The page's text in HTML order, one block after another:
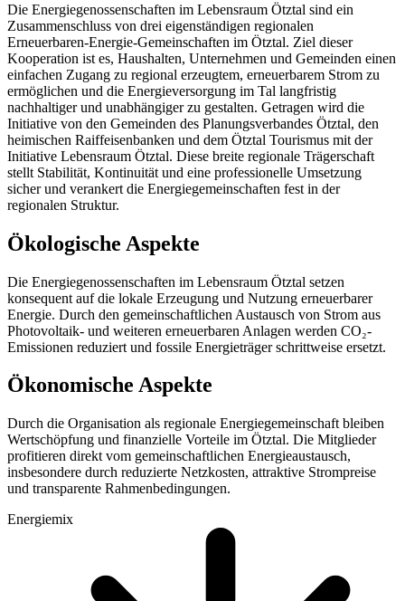
Die Energiegenossenschaften im Lebensraum Ötztal sind ein
Zusammenschluss von drei eigenständigen regionalen
Erneuerbaren-Energie-Gemeinschaften im Ötztal. Ziel dieser
Kooperation ist es, Haushalten, Unternehmen und Gemeinden einen
einfachen Zugang zu regional erzeugtem, erneuerbarem Strom zu
ermöglichen und die Energieversorgung im Tal langfristig
nachhaltiger und unabhängiger zu gestalten. Getragen wird die
Initiative von den Gemeinden des Planungsverbandes Ötztal, den
heimischen Raiffeisenbanken und dem Ötztal Tourismus mit der
Initiative Lebensraum Ötztal. Diese breite regionale Trägerschaft
stellt Stabilität, Kontinuität und eine professionelle Umsetzung
sicher und verankert die Energiegemeinschaften fest in der
regionalen Struktur.
Ökologische Aspekte
Die Energiegenossenschaften im Lebensraum Ötztal setzen
konsequent auf die lokale Erzeugung und Nutzung erneuerbarer
Energie. Durch den gemeinschaftlichen Austausch von Strom aus
Photovoltaik- und weiteren erneuerbaren Anlagen werden CO₂-
Emissionen reduziert und fossile Energieträger schrittweise ersetzt.
Ökonomische Aspekte
Durch die Organisation als regionale Energiegemeinschaft bleiben
Wertschöpfung und finanzielle Vorteile im Ötztal. Die Mitglieder
profitieren direkt vom gemeinschaftlichen Energieaustausch,
insbesondere durch reduzierte Netzkosten, attraktive Strompreise
und transparente Rahmenbedingungen.
Energiemix